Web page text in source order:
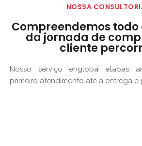
NOSSA
Compreendemos todo
da jornada de
cliente
Nosso serviço engloba etapas
primeiro atendimento até a entrega e